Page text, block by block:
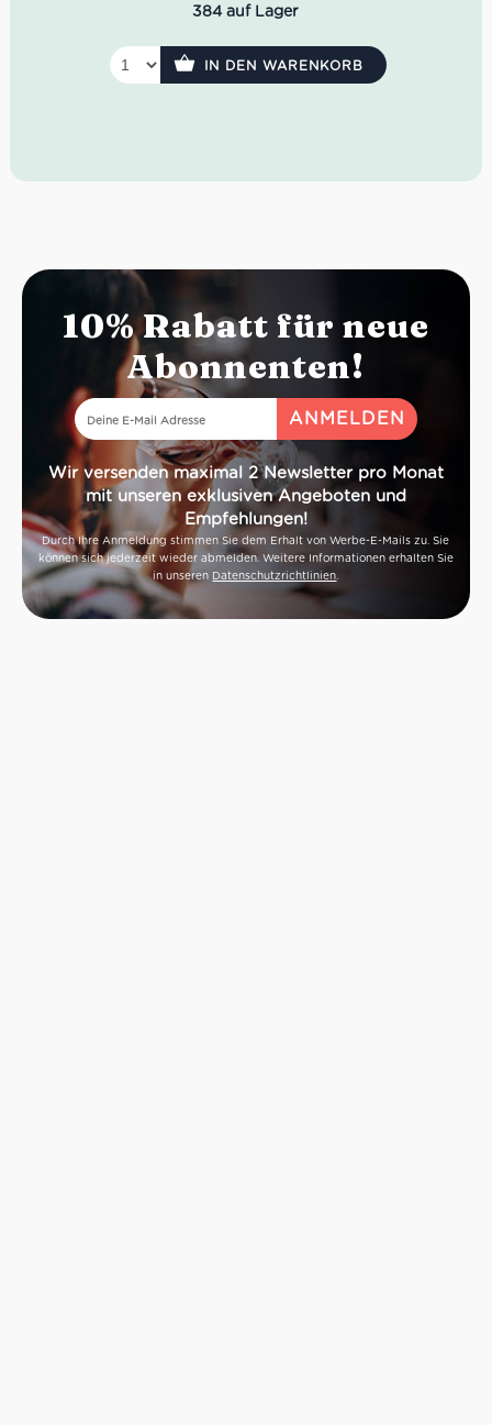
zu Fisch, Spargel, Antipasti oder als anspruchsvoller
Rebsorte:Sauvignon Blanc
Serviertemperatur:8–10°C
384 auf Lager
IN DEN WARENKORB
10% Rabatt für neue
Abonnenten!
Wir versenden maximal 2 Newsletter pro Monat
mit unseren exklusiven Angeboten und
Empfehlungen!
Durch Ihre Anmeldung stimmen Sie dem Erhalt von Werbe-E-Mails zu. Sie
können sich jederzeit wieder abmelden. Weitere Informationen erhalten Sie
in unseren Datenschutzrichtlinien